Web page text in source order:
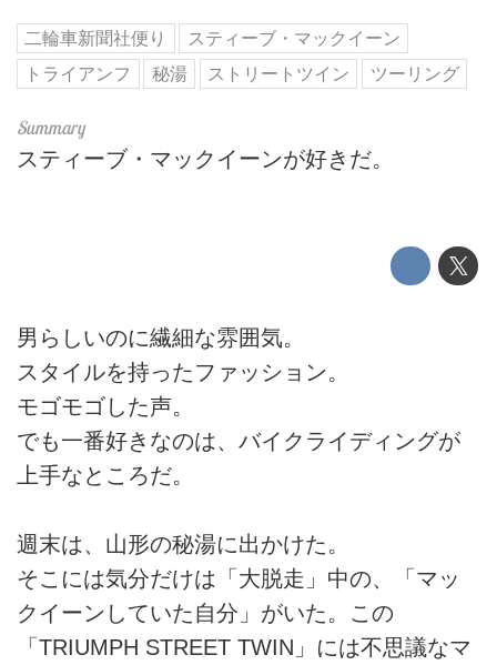
二輪車新聞社便り
スティーブ・マックイーン
トライアンフ
秘湯 ストリートツイン ツーリング
スティーブ・マックイーンが好きだ。
男らしいのに繊細な雰囲気。
スタイルを持ったファッション。
モゴモゴした声。
でも一番好きなのは、バイクライディングが
上手なところだ。
週末は、山形の秘湯に出かけた。
そこには気分だけは「大脱走」中の、「マッ
クイーンしていた自分」がいた。この
「TRIUMPH STREET TWIN」には不思議なマ